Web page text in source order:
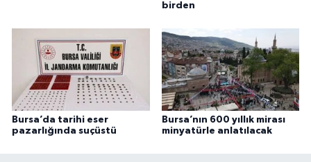
birden
Bursa’da tarihi eser
pazarlığında suçüstü
Bursa’nın 600 yıllık mirası
minyatürle anlatılacak